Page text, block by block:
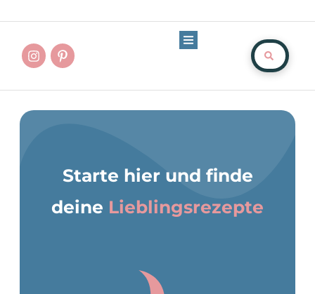
Starte hier und finde
deine Lieblingsrezepte